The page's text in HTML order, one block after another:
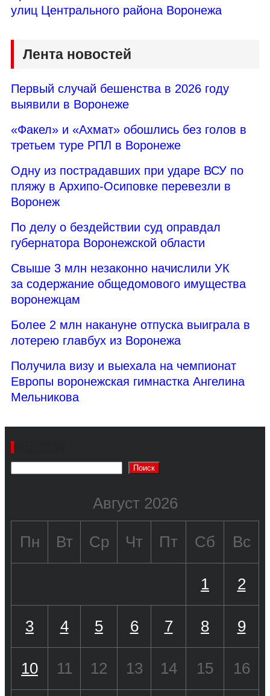
улиц Центрального района Воронежа
Лента новостей
Первый случай бешенства в 2026 году
выявили в Воронеже
«Факел» и «Ахмат» обошлись без голов в
третьем туре РПЛ в Воронеже
Одну из пострадавших при ударе ВСУ по
пляжу в Архипо-Осиповке перевезли в
Воронеж
По делу о бездействии суд оправдал
губернатора Воронежской области
Свыше 3 млн незаконно начислили УК
за содержание общедомового имущества
воронежцам
Более 2 млн накануне отпуска выиграла в
лотерею главбух из Воронежа
Получила визу и выехала на чемпионат
Европы воронежская гимнастка Ангелина
Мельникова
Поиск
Август 2026
Пн Вт Ср Чт Пт Сб Вс
1 2
3 4 5 6 7 8 9
10 11 12 13 14 15 16